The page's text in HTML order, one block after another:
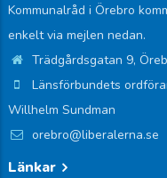
Kommunalråd i Örebro
enkelt via mejlen nedan.
Trädgårdsgatan 9,
Länsförbundets
Willhelm Sundman
orebro@liberalerna.se
Länkar